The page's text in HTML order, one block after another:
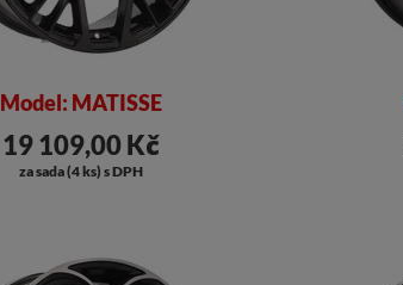
Model: MATISSE
19 109,00 Kč
za sada (4 ks) s DPH